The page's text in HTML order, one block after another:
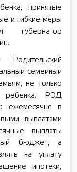
принятые
и гибкие меры
губернатор
Родительский
семейный
не только
ребенка. РОД
ежемесячно в
выплатами
выплаты
бюджет, а
на уплату
ипотеки,